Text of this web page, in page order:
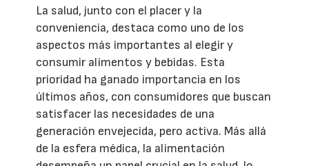
La salud, junto con el placer y la
conveniencia, destaca como uno de los
aspectos más importantes al elegir y
consumir alimentos y bebidas. Esta
prioridad ha ganado importancia en los
últimos años, con consumidores que buscan
satisfacer las necesidades de una
generación envejecida, pero activa. Más allá
de la esfera médica, la alimentación